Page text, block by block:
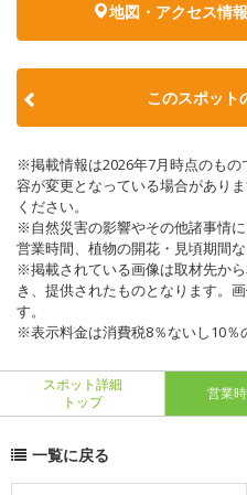
地図・アクセス情
このスポット
※掲載情報は2026年7月時点のも
容が変更となっている場合があり
ください。
※自然災害の影響やその他諸事情
営業時間、植物の開花・見頃期間
※掲載されている画像は取材先か
き、提供されたものとなります。
す。
※表示料金は消費税8％ないし10％
スポット詳細
トップ
営業
一覧に戻る